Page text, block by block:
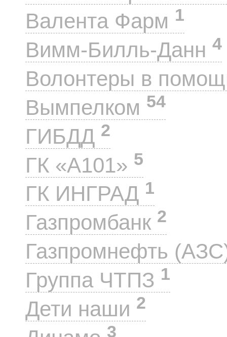
Валента Фарм 1
Вимм-Билль-Данн 4
Волонтеры в
Вымпелком 54
ГИБДД 2
ГК «А101» 5
ГК ИНГРАД 1
Газпромбанк 2
Газпромнефть
Группа ЧТПЗ 1
Дети наши 2
3